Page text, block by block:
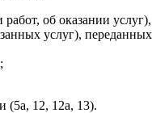
об оказании
услуг),
(5а, 12, 12а, 13).